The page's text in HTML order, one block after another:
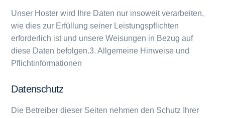
Unser Hoster wird Ihre Daten nur insoweit verarbeiten,
wie dies zur Erfüllung seiner Leistungspflichten
erforderlich ist und unsere Weisungen in Bezug auf
diese Daten befolgen.3. Allgemeine Hinweise und
Pflicht­informationen
Datenschutz
Die Betreiber dieser Seiten nehmen den Schutz Ihrer